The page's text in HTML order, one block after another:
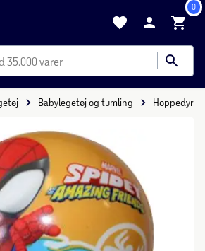
0
35.000 varer
Babylegetøj og tumling Hoppedyr